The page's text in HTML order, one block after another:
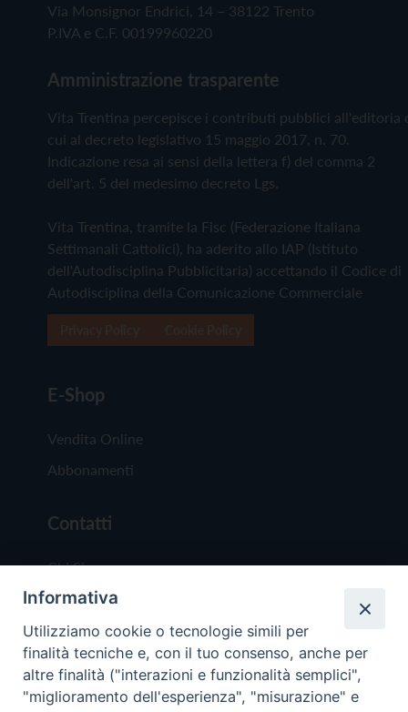
Via Monsignor Endrici, 14 – 38122 Trento
P.IVA e C.F. 00199960220
Amministrazione trasparente
Vita Trentina percepisce i contributi pubblici all'editoria
cui al decreto legislativo 15 maggio 2017, n. 70.
Indicazione resa ai sensi della lettera f) del comma 2
dell'art. 5 del medesimo decreto Lgs.
Vita Trentina, tramite la Fisc (Federazione Italiana
Settimanali Cattolici), ha aderito allo IAP (Istituto
dell'Autodisciplina Pubblicitaria) accettando il Codice di
Autodisciplina della Comunicazione Commerciale
E-Shop
Vendita Online
Abbonamenti
Contatti
Chi Siamo
Redazione
Scrivici
Informativa
Utilizziamo cookie o tecnologie simili per
finalità tecniche e, con il tuo consenso, anche per
altre finalità ("interazioni e funzionalità semplici",
"miglioramento dell'esperienza", "misurazione" e